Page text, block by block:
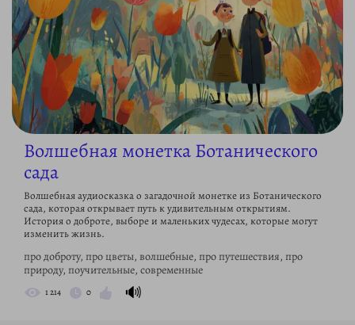
Волшебная монетка Ботанического
сада
Волшебная аудиосказка о загадочной монетке из Ботанического
сада, которая открывает путь к удивительным открытиям.
История о доброте, выборе и маленьких чудесах, которые могут
изменить жизнь.
про доброту, про цветы, волшебные, про путешествия, про
природу, поучительные, современные
1 214 0 🔊